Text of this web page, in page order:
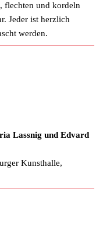
flechten und kordeln
Jeder ist herzlich
werden.
Lassnig und Edvard
Kunsthalle,